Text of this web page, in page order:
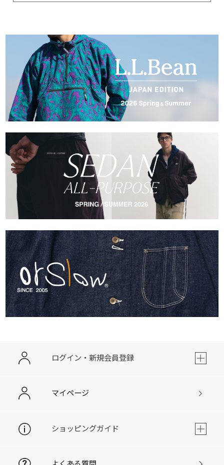
ログイン・新規会員登録
マイページ
ショッピングガイド